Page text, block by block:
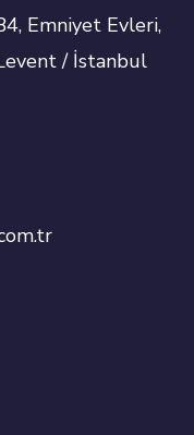
Emniyet Evleri,
/ İstanbul